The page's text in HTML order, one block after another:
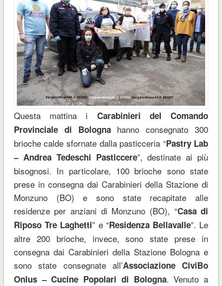
Questa mattina i Carabinieri del Comando
Provinciale di Bolognahanno consegnato 300
brioche calde sfornate dalla pasticceria “Pastry Lab
– Andrea Tedeschi Pasticcere”, destinate ai più
bisognosi. In particolare, 100 brioche sono state
prese in consegna dai Carabinieri della Stazione di
Monzuno (BO) e sono state recapitate alle
residenze per anziani di Monzuno (BO), “Casa di
Riposo Tre Laghetti” e “Residenza Bellavalle”. Le
altre 200 brioche, invece, sono state prese in
consegna dai Carabinieri della Stazione Bologna e
sono state consegnate all’Associazione CiviBo
Onlus – Cucine Popolari di Bologna. Venuto a